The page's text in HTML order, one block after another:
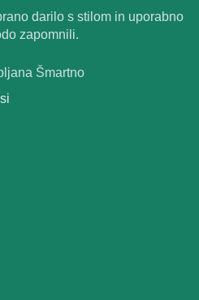
darilo s stilom in uporabno
zapomnili.
Šmartno